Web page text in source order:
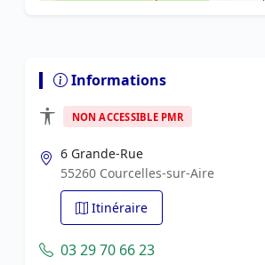
Informations
NON ACCESSIBLE PMR
6 Grande-Rue
55260 Courcelles-sur-Aire
Itinéraire
03 29 70 66 23